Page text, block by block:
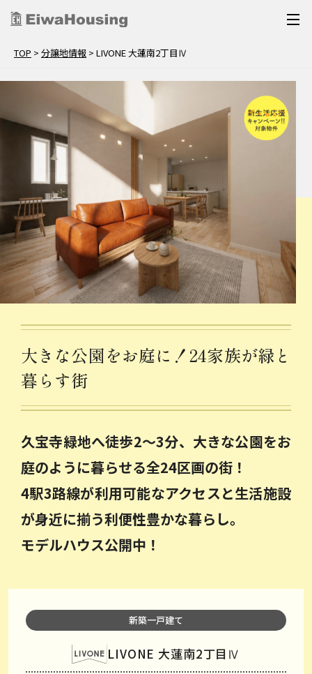
TOP > 分譲地情報 > LIVONE 大蓮南2丁目Ⅳ
大きな公園をお庭に！24家族が緑と
暮らす街
久宝寺緑地へ徒歩2～3分、大きな公園をお
庭のように暮らせる全24区画の街！
4駅3路線が利用可能なアクセスと生活施設
が身近に揃う利便性豊かな暮らし。
モデルハウス公開中！
新築一戸建て
LIVONE 大蓮南2丁目Ⅳ